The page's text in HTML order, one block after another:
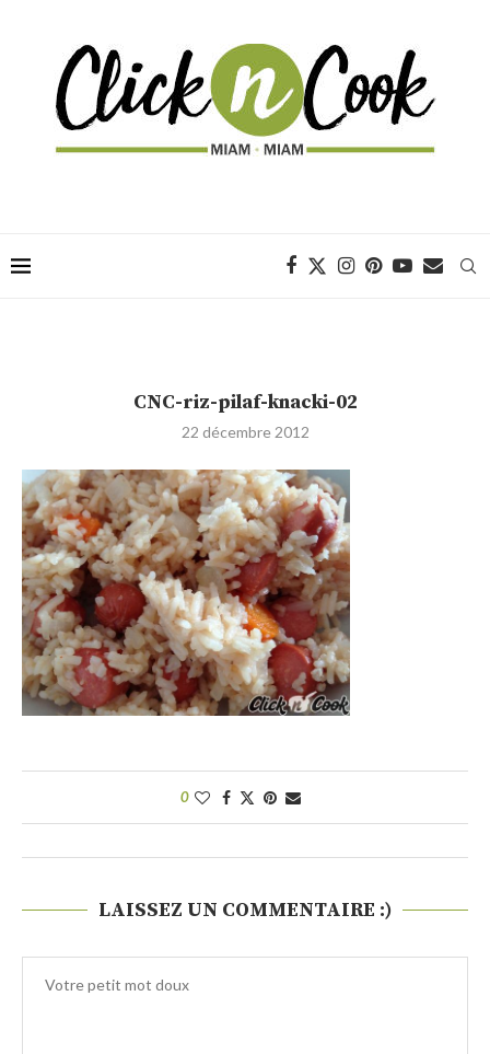
CNC-riz-pilaf-knacki-02
22 décembre 2012
0
LAISSEZ UN COMMENTAIRE :)